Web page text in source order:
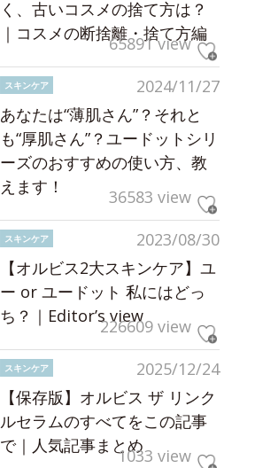
く、古いコスメの捨て方は？
｜コスメの断捨離・捨て方編
65891 view
2024/11/27
スキンケア
あなたは“薄肌さん”？それと
も“厚肌さん”？ユードットシリ
ーズのおすすめの使い方、教
えます！
36583 view
2023/08/30
スキンケア
【オルビス2大スキンケア】ユ
ー or ユードット 私にはどっ
ち？｜Editor’s view226609 view
2025/12/24
スキンケア
【保存版】オルビス ザ リンク
ルセラムのすべてをこの記事
で｜人気記事まとめ1033 view